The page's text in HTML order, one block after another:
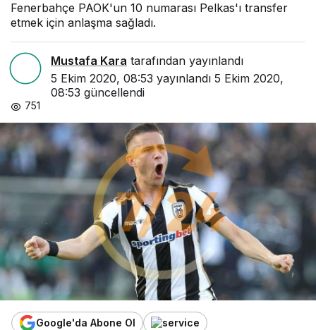
Fenerbahçe PAOK'un 10 numarası Pelkas'ı transfer
etmek için anlaşma sağladı.
Mustafa Kara tarafından yayınlandı
5 Ekim 2020, 08:53 yayınlandı 5 Ekim 2020,
08:53 güncellendi
751
Google'da Abone Ol